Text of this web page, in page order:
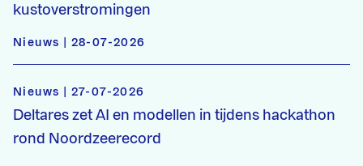
kustoverstromingen
Nieuws | 28-07-2026
Nieuws | 27-07-2026
Deltares zet AI en modellen in tijdens hackathon
rond Noordzeerecord